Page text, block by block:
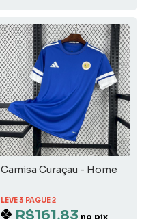
Camisa Curaçau - Home
LEVE 3 PAGUE 2
R$161,83 no pix